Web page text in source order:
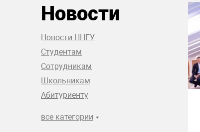
Новости
Новости ННГУ
Студентам
Сотрудникам
Школьникам
Абитуриенту
все категории